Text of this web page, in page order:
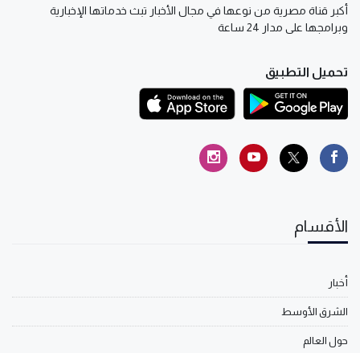
أكبر قناة مصرية من نوعها في مجال الأخبار تبث خدماتها الإخبارية
وبرامجها على مدار 24 ساعة
تحميل التطبيق
الأقسام
أخبار
الشرق الأوسط
حول العالم